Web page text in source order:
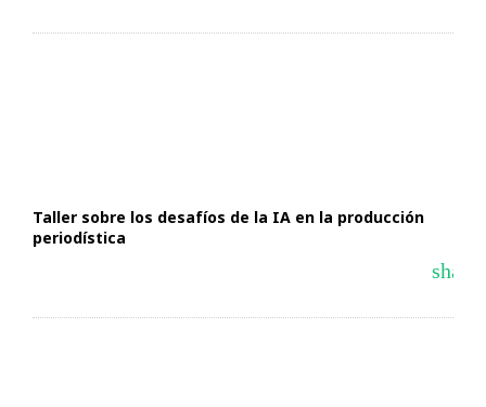
Taller sobre los desafíos de la IA en la producción
periodística
share